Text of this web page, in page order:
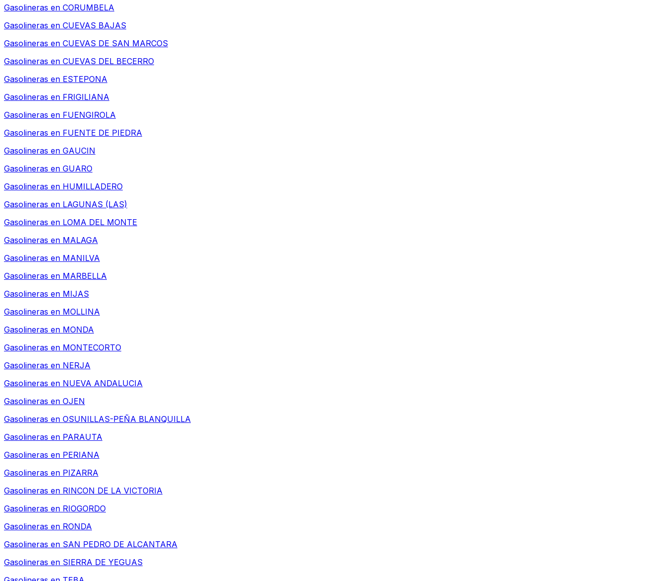
Gasolineras en CORUMBELA
Gasolineras en CUEVAS BAJAS
Gasolineras en CUEVAS DE SAN MARCOS
Gasolineras en CUEVAS DEL BECERRO
Gasolineras en ESTEPONA
Gasolineras en FRIGILIANA
Gasolineras en FUENGIROLA
Gasolineras en FUENTE DE PIEDRA
Gasolineras en GAUCIN
Gasolineras en GUARO
Gasolineras en HUMILLADERO
Gasolineras en LAGUNAS (LAS)
Gasolineras en LOMA DEL MONTE
Gasolineras en MALAGA
Gasolineras en MANILVA
Gasolineras en MARBELLA
Gasolineras en MIJAS
Gasolineras en MOLLINA
Gasolineras en MONDA
Gasolineras en MONTECORTO
Gasolineras en NERJA
Gasolineras en NUEVA ANDALUCIA
Gasolineras en OJEN
Gasolineras en OSUNILLAS-PEÑA BLANQUILLA
Gasolineras en PARAUTA
Gasolineras en PERIANA
Gasolineras en PIZARRA
Gasolineras en RINCON DE LA VICTORIA
Gasolineras en RIOGORDO
Gasolineras en RONDA
Gasolineras en SAN PEDRO DE ALCANTARA
Gasolineras en SIERRA DE YEGUAS